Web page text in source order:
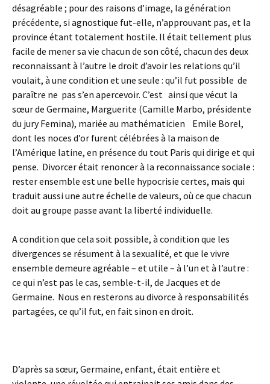
désagréable ; pour des raisons d’image, la génération
précédente, si agnostique fut-elle, n’approuvant pas, et la
province étant totalement hostile. Il était tellement plus
facile de mener sa vie chacun de son côté, chacun des deux
reconnaissant à l’autre le droit d’avoir les relations qu’il
voulait, à une condition et une seule : qu’il fut possible de
paraître ne pas s’en apercevoir. C’est ainsi que vécut la
sœur de Germaine, Marguerite (Camille Marbo, présidente
du jury Femina), mariée au mathématicien Emile Borel,
dont les noces d’or furent célébrées à la maison de
l’Amérique latine, en présence du tout Paris qui dirige et qui
pense. Divorcer était renoncer à la reconnaissance sociale :
rester ensemble est une belle hypocrisie certes, mais qui
traduit aussi une autre échelle de valeurs, où ce que chacun
doit au groupe passe avant la liberté individuelle.
A condition que cela soit possible, à condition que les
divergences se résument à la sexualité, et que le vivre
ensemble demeure agréable – et utile – à l’un et à l’autre :
ce qui n’est pas le cas, semble-t-il, de Jacques et de
Germaine. Nous en resterons au divorce à responsabilités
partagées, ce qu’il fut, en fait sinon en droit.
D’après sa sœur, Germaine, enfant, était entière et